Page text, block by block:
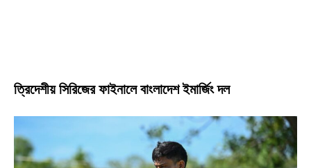
ত্রিদেশীয় সিরিজের ফাইনালে বাংলাদেশ ইমার্জিং দল